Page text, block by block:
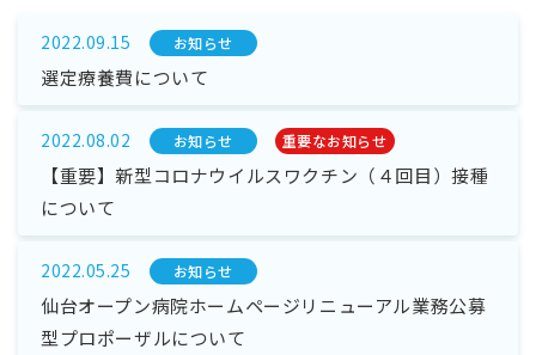
2022.09.15 お知らせ
選定療養費について
2022.08.02 お知らせ 重要なお知らせ
【重要】新型コロナウイルスワクチン（４回目）接種
について
2022.05.25 お知らせ
仙台オープン病院ホームページリニューアル業務公募
型プロポーザルについて